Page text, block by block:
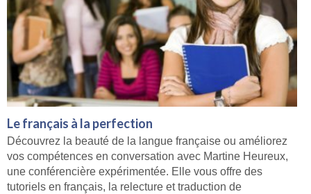
Le français à la perfection
Découvrez la beauté de la langue française ou améliorez
vos compétences en conversation avec Martine Heureux,
une conférencière expérimentée. Elle vous offre des
tutoriels en français, la relecture et traduction de